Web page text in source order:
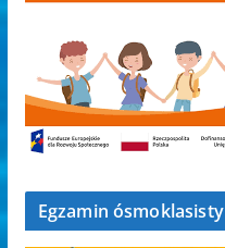
Egzamin ósmoklasisty